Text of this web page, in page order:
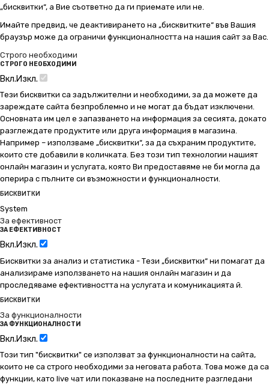
„бисквитки“, а Вие съответно да ги приемате или не.
Имайте предвид, че деактивирането на „бисквитките“ във Вашия
браузър може да ограничи функционалността на нашия сайт за Вас.
Строго необходими
СТРОГО НЕОБХОДИМИ
Вкл.Изкл.
Тези бисквитки са задължителни и необходими, за да можете да
зареждате сайта безпроблемно и не могат да бъдат изключени.
Основната им цел е запазването на информация за сесията, докато
разглеждате продуктите или друга информация в магазина.
Например – използваме „бисквитки“, за да съхраним продуктите,
които сте добавили в количката. Без този тип технологии нашият
онлайн магазин и услугата, която Ви предоставяме не би могла да
оперира с пълните си възможности и функционалности.
БИСКВИТКИ
System
За ефективност
ЗА ЕФЕКТИВНОСТ
Вкл.Изкл.
Бисквитки за анализ и статистика - Тези „бисквитки“ ни помагат да
анализираме използването на нашия онлайн магазин и да
проследяваме ефективността на услугата и комуникацията й.
БИСКВИТКИ
За функционалности
ЗА ФУНКЦИОНАЛНОСТИ
Вкл.Изкл.
Този тип "бисквитки" се използват за функционалности на сайта,
които не са строго необходими за неговата работа. Това може да са
функции, като live чат или показване на последните разгледани